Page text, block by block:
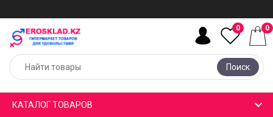
Поиск
0 0
КАТАЛОГ ТОВАРОВ